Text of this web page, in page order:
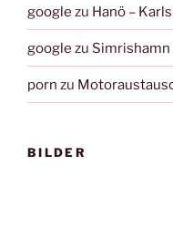
google zu Hanö –
google zu Simrishamn
porn zu
BILDER